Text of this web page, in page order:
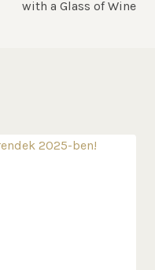
with a Glass of Wine